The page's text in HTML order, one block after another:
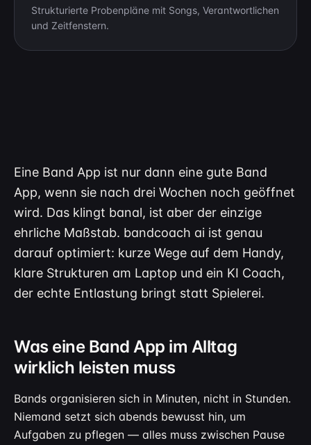
Strukturierte Probenpläne mit Songs, Verantwortlichen
und Zeitfenstern.
Eine Band App ist nur dann eine gute Band
App, wenn sie nach drei Wochen noch geöffnet
wird. Das klingt banal, ist aber der einzige
ehrliche Maßstab. bandcoach ai ist genau
darauf optimiert: kurze Wege auf dem Handy,
klare Strukturen am Laptop und ein KI Coach,
der echte Entlastung bringt statt Spielerei.
Was eine Band App im Alltag
wirklich leisten muss
Bands organisieren sich in Minuten, nicht in Stunden.
Niemand setzt sich abends bewusst hin, um
Aufgaben zu pflegen — alles muss zwischen Pause